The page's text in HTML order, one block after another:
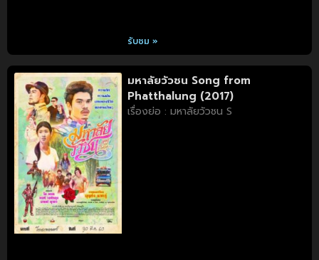
รับชม »
มหาลัยวัวชน Song from
Phatthalung (2017)
เรื่องย่อ : มหาลัยวัวชน S